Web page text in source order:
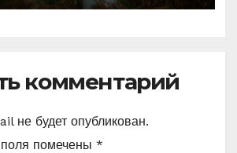
комментарий
не будет опубликован.
помечены *